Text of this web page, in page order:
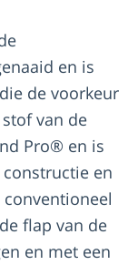
en is
de voorkeur
van de
Pro® en is
en
flap van de
en met een